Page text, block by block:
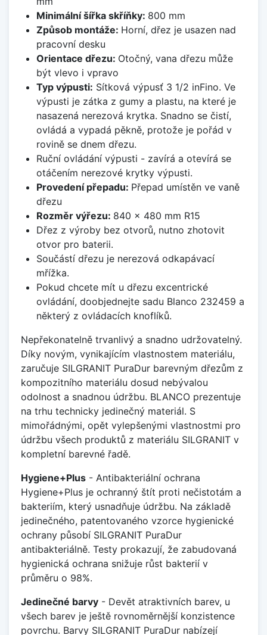
Minimální šířka skříňky: 800 mm
Způsob montáže: Horní, dřez je usazen nad
pracovní desku
Orientace dřezu: Otočný, vana dřezu může
být vlevo i vpravo
Typ výpusti: Sítková výpusť 3 1/2 inFino. Ve
výpusti je zátka z gumy a plastu, na které je
nasazená nerezová krytka. Snadno se čistí,
ovládá a vypadá pěkně, protože je pořád v
rovině se dnem dřezu.
Ruční ovládání výpusti - zavírá a otevírá se
otáčením nerezové krytky výpusti.
Provedení přepadu: Přepad umístěn ve vaně
dřezu
Rozměr výřezu: 840 x 480 mm R15
Dřez z výroby bez otvorů, nutno zhotovit
otvor pro baterii.
Součástí dřezu je nerezová odkapávací
mřížka.
Pokud chcete mít u dřezu excentrické
ovládání, doobjednejte sadu Blanco 232459 a
některý z ovládacích knoflíků.
Nepřekonatelně trvanlivý a snadno udržovatelný.
Díky novým, vynikajícím vlastnostem materiálu,
zaručuje SILGRANIT PuraDur barevným dřezům z
kompozitního materiálu dosud nebývalou
odolnost a snadnou údržbu. BLANCO prezentuje
na trhu technicky jedinečný materiál. S
mimořádnými, opět vylepšenými vlastnostmi pro
údržbu všech produktů z materiálu SILGRANIT v
kompletní barevné řadě.
Hygiene+Plus - Antibakteriální ochrana
Hygiene+Plus je ochranný štít proti nečistotám a
bakteriím, který usnadňuje údržbu. Na základě
jedinečného, patentovaného vzorce hygienické
ochrany působí SILGRANIT PuraDur
antibakteriálně. Testy prokazují, že zabudovaná
hygienická ochrana snižuje růst bakterií v
průměru o 98%.
Jedinečné barvy - Devět atraktivních barev, u
všech barev je ještě rovnoměrnější konzistence
povrchu. Barvy SILGRANIT PuraDur nabízejí